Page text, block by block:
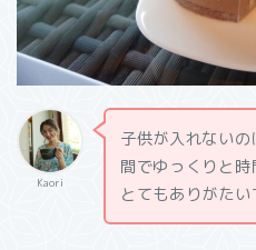
Kaori
子供が入れない
間でゆっくりと
とてもありがたい